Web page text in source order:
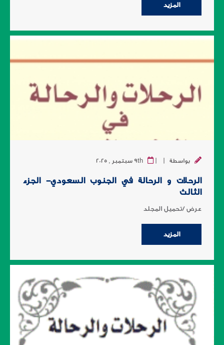
المزيد
بواسطة |
| 9th سبتمبر , 2025
الرحلات و الرحالة في الجنوب السعودي- الجزء
الثالث
عرض /تحميل المجلد
المزيد